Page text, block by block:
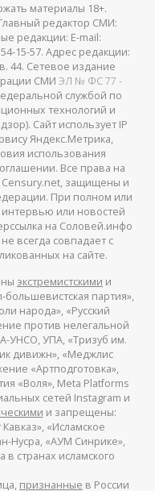
материалы 18+.
редактор СМИ:
редакции: E-mail:
15-57. Адрес редакции:
44. Сетевое издание
СМИ ЭЛ № ФС 77 -
службой по
технологий и
Сайт использует IP
Яндекс.Метрика,
использования
Все права на
защищены и
При полном или
интервью или новостей
на Соловей.инфо
всегда совпадает с
на сайте.
экстремистскими и
партия»,
народа», «Русский
против нелегальной
УНСО, УПА, «Тризуб им.
дивижн», «Меджлис
«Артподготовка»,
«Воля», Meta Platforms
сетей Instagram и
и запрещены:
«Исламское
Нусра, «АУМ Синрике»,
в странах исламского
признанные в России